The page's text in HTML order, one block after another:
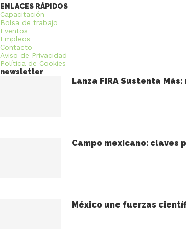
ENLACES RÁPIDOS
Capacitación
Bolsa de trabajo
Eventos
Empleos
Contacto
Aviso de Privacidad
Política de Cookies
newsletter
Lanza FIRA Sustenta
Campo mexicano: claves
México une fuerzas